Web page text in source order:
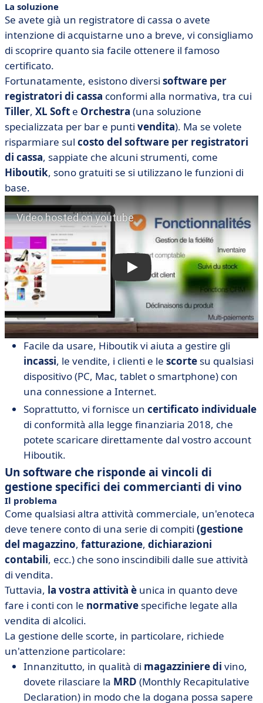
La soluzione
Se avete già un registratore di cassa o avete
intenzione di acquistarne uno a breve, vi consigliamo
di scoprire quanto sia facile ottenere il famoso
certificato.
Fortunatamente, esistono diversi software per
registratori di cassa conformi alla normativa, tra cui
Tiller, XL Soft e Orchestra (una soluzione
specializzata per bar e punti vendita). Ma se volete
risparmiare sul costo del software per registratori
di cassa, sappiate che alcuni strumenti, come
Hiboutik, sono gratuiti se si utilizzano le funzioni di
base.
Facile da usare, Hiboutik vi aiuta a gestire gli
incassi, le vendite, i clienti e le scorte su qualsiasi
dispositivo (PC, Mac, tablet o smartphone) con
una connessione a Internet.
Soprattutto, vi fornisce un certificato individuale
di conformità alla legge finanziaria 2018, che
potete scaricare direttamente dal vostro account
Hiboutik.
Un software che risponde ai vincoli di
gestione specifici dei commercianti di vino
Il problema
Come qualsiasi altra attività commerciale, un'enoteca
deve tenere conto di una serie di compiti (gestione
del magazzino, fatturazione, dichiarazioni
contabili, ecc.) che sono inscindibili dalle sue attività
di vendita.
Tuttavia, la vostra attività è unica in quanto deve
fare i conti con le normative specifiche legate alla
vendita di alcolici.
La gestione delle scorte, in particolare, richiede
un'attenzione particolare:
Innanzitutto, in qualità di magazziniere di vino,
dovete rilasciare la MRD (Monthly Recapitulative
Declaration) in modo che la dogana possa sapere